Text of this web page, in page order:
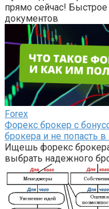
прямо сейчас!
документов
Forex
Форекс брокер с
брокера и не попасть
Ищешь форекс
выбрать надежного